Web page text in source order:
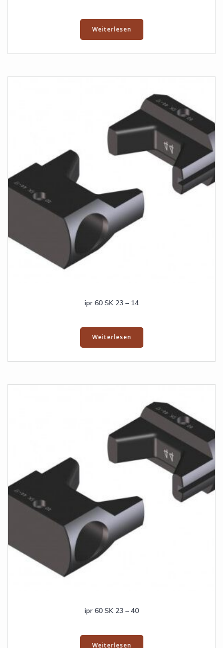
Weiterlesen
ipr 60 SK 23 – 14
Weiterlesen
ipr 60 SK 23 – 40
Weiterlesen